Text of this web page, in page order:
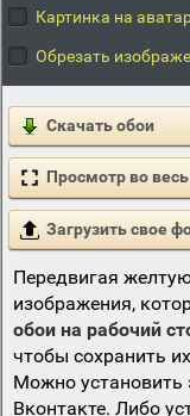
Картинка на
Обрезать
Скачать обои
Просмотр во
Загрузить свое
Передвигая
изображения,
обои на рабочий
чтобы сохранить
Можно установить
Вконтакте. Либо